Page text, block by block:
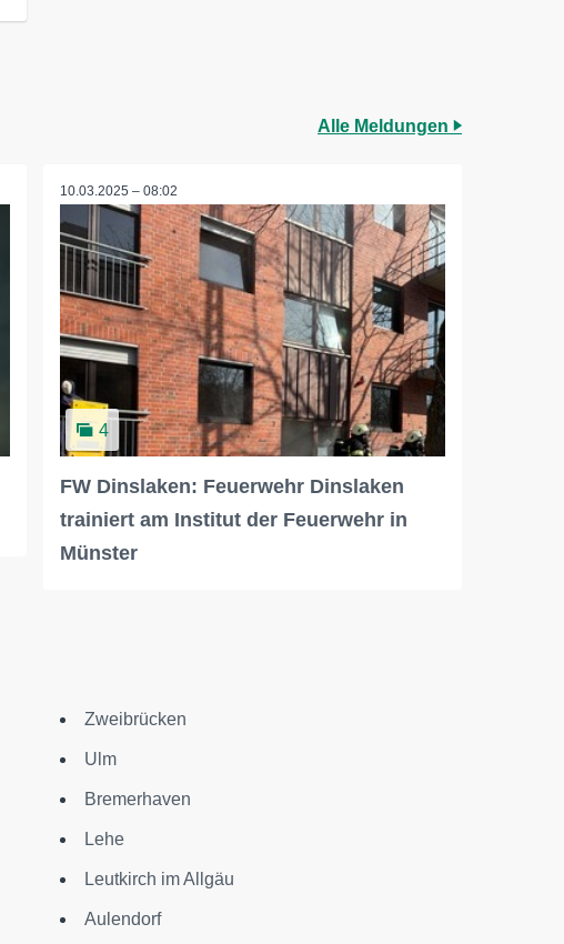
Alle Meldungen
10.03.2025 – 08:02
4
FW Dinslaken: Feuerwehr Dinslaken
trainiert am Institut der Feuerwehr in
Münster
Zweibrücken
Ulm
Bremerhaven
Lehe
Leutkirch im Allgäu
Aulendorf